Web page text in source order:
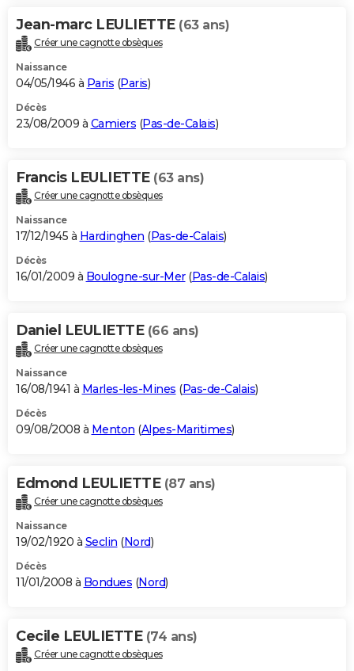
Jean-marc LEULIETTE (63 ans)
Créer une cagnotte obsèques
Naissance
04/05/1946 à Paris (Paris)
Décès
23/08/2009 à Camiers (Pas-de-Calais)
Francis LEULIETTE (63 ans)
Créer une cagnotte obsèques
Naissance
17/12/1945 à Hardinghen (Pas-de-Calais)
Décès
16/01/2009 à Boulogne-sur-Mer(Pas-de-Calais)
Daniel LEULIETTE (66 ans)
Créer une cagnotte obsèques
Naissance
16/08/1941 à Marles-les-Mines (Pas-de-Calais)
Décès
09/08/2008 à Menton (Alpes-Maritimes)
Edmond LEULIETTE (87 ans)
Créer une cagnotte obsèques
Naissance
19/02/1920 à Seclin (Nord)
Décès
11/01/2008 à Bondues (Nord)
Cecile LEULIETTE (74 ans)
Créer une cagnotte obsèques